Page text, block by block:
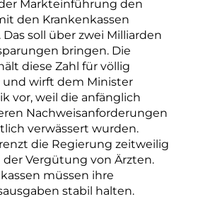
Markteinführung den
den Krankenkassen
soll über zwei Milliarden
bringen. Die
diese Zahl für völlig
wirft dem Minister
vor, weil die anfänglich
Nachweisanforderungen
verwässert wurden.
die Regierung zeitweilig
Vergütung von Ärzten.
müssen ihre
stabil halten.